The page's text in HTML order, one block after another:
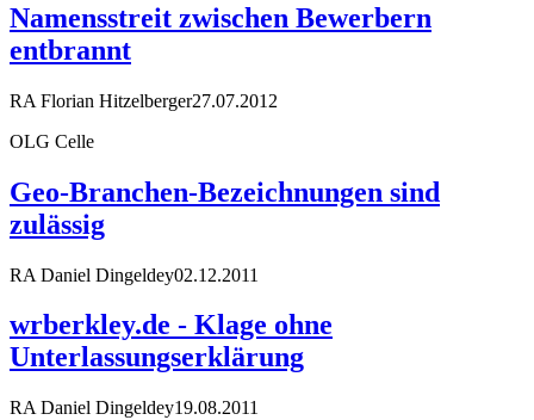
Namensstreit zwischen Bewerbern
entbrannt
RA Florian Hitzelberger27.07.2012
OLG Celle
Geo-Branchen-Bezeichnungen sind
zulässig
RA Daniel Dingeldey02.12.2011
wrberkley.de - Klage ohne
Unterlassungserklärung
RA Daniel Dingeldey19.08.2011